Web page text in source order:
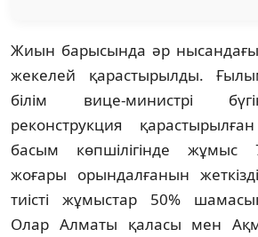
Жиын барысында әр
жекелей қарастырылды.
білім вице-министрі
реконструкция
басым көпшілігінде жұмыс
жоғары орындалғанын
тиісті жұмыстар 50%
Олар Алматы қаласы мен